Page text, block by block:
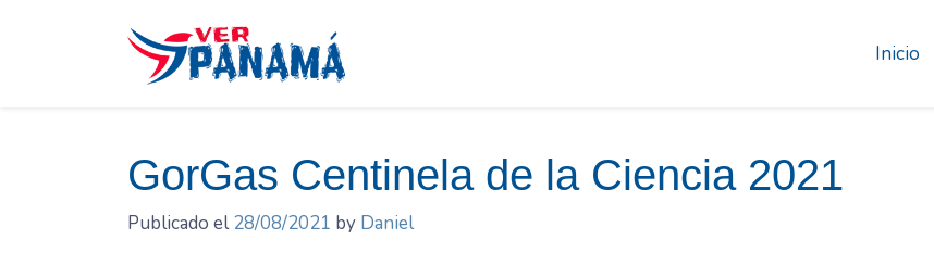
Inicio
GorGas Centinela de la Ciencia 2021
Publicado el28/08/2021 by Daniel